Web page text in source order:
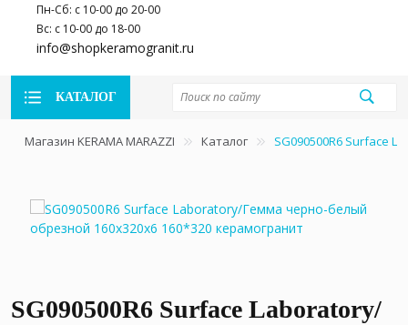
Пн-Сб: с 10-00 до 20-00
Вс: с 10-00 до 18-00
info@shopkeramogranit.ru
КАТАЛОГ
Магазин KERAMA MARAZZI Каталог SG090500R6 Surface
SG090500R6 Surface Laboratory/